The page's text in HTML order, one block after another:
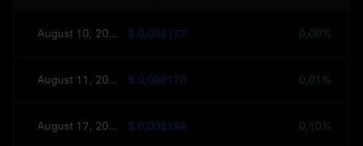
August 10, 2026(Сьогодні) $ 0,008177 0,00%
August 11, 2026(Завтра) $ 0,008178 0,01%
August 17, 2026(Цього тижня) $ 0,008184 0,10%